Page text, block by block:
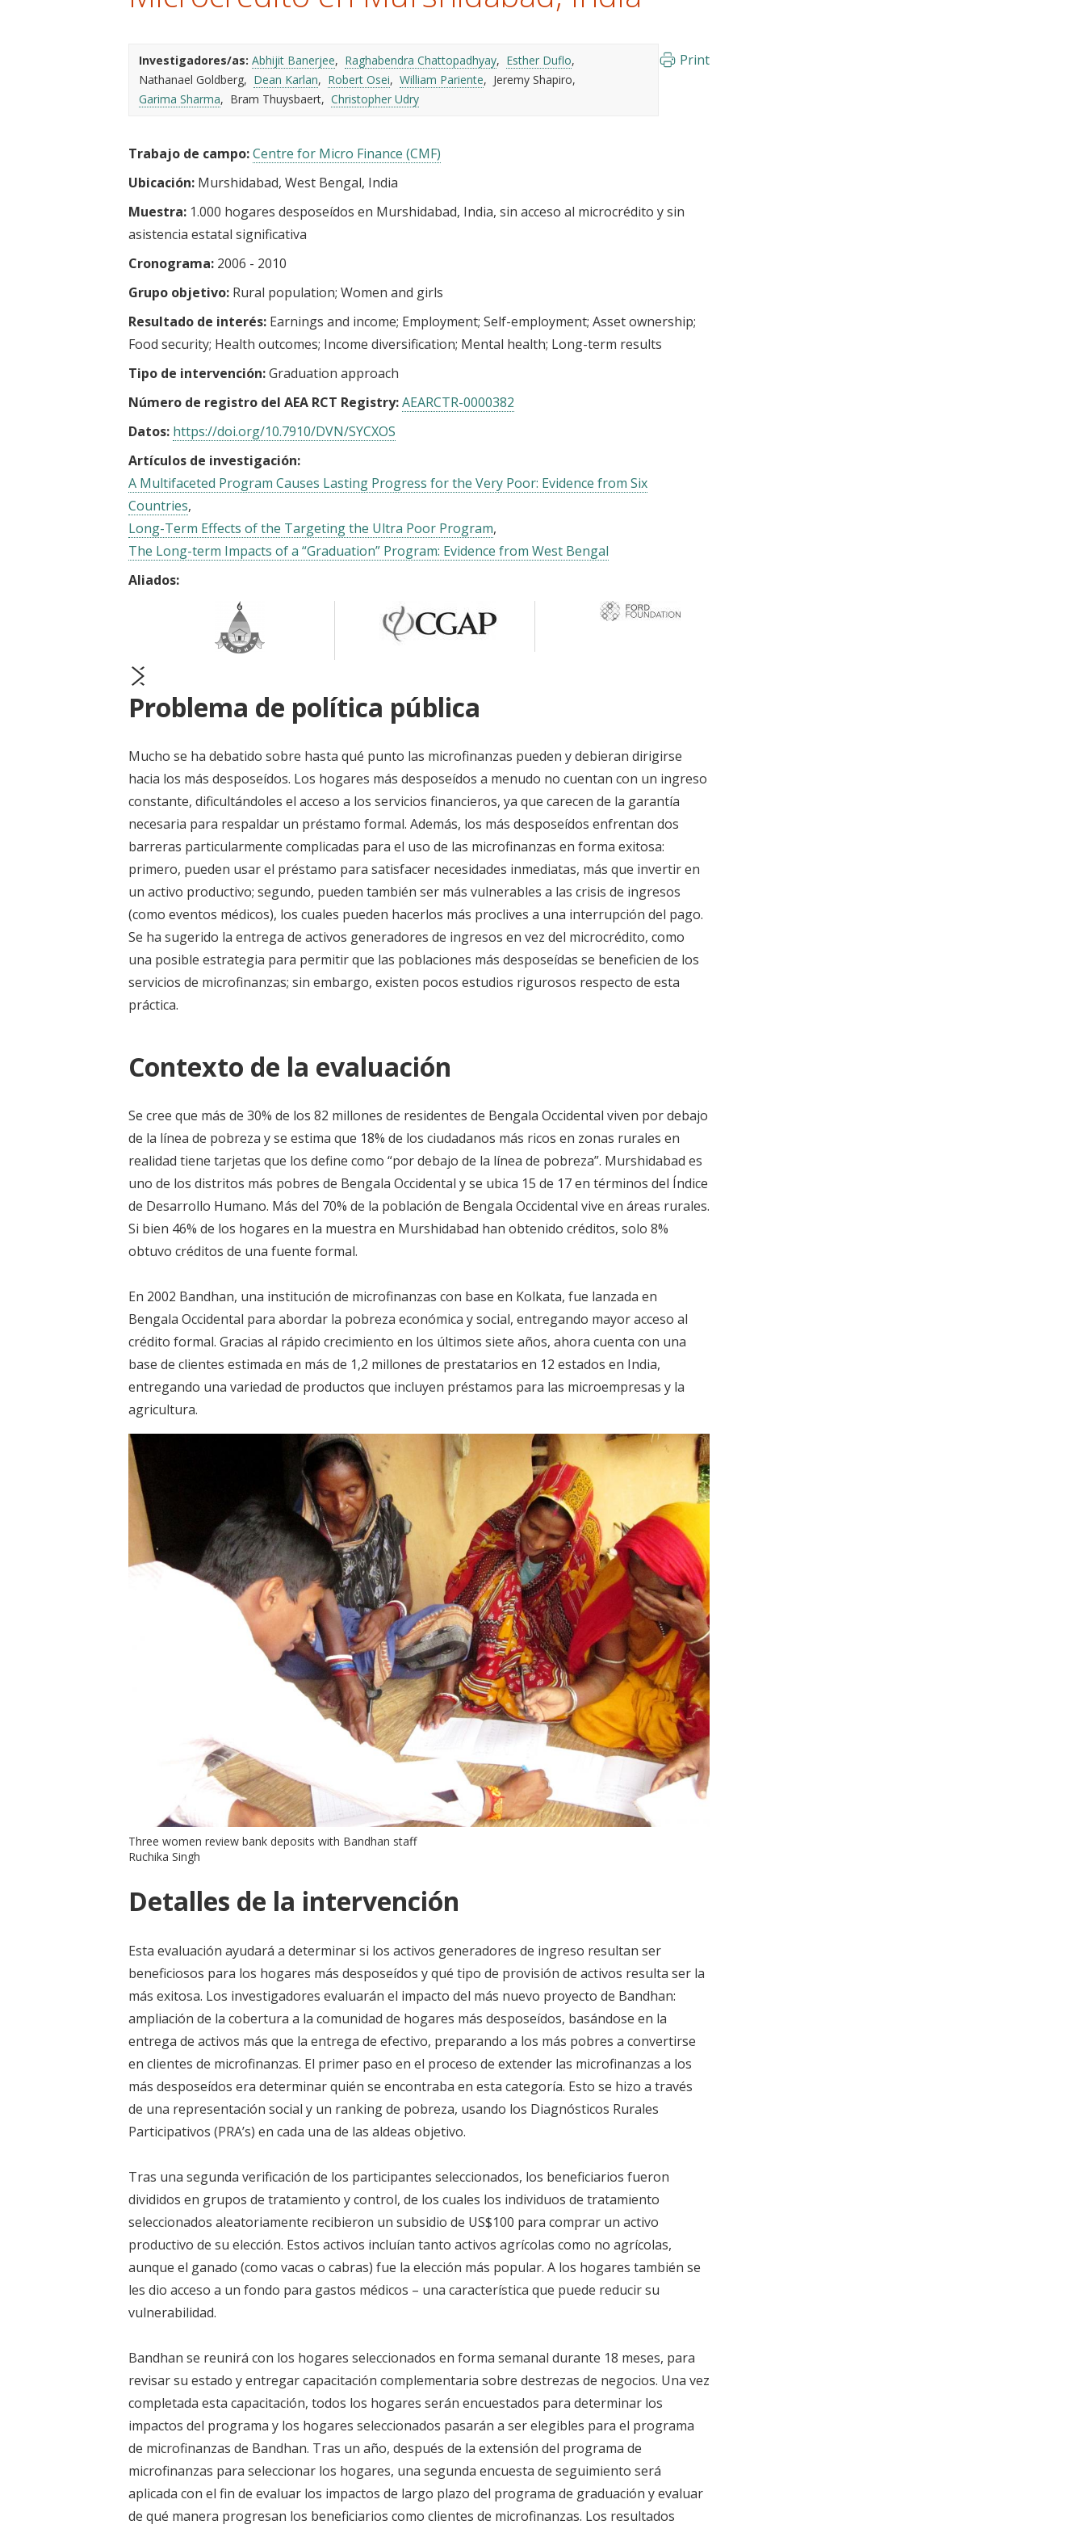
Investigadores/as: Abhijit Banerjee Raghabendra Chattopadhyay
Esther Duflo
Nathanael Goldberg
Dean Karlan Robert Osei William Pariente
Jeremy Shapiro
Garima Sharma
Bram Thuysbaert Christopher Udry
Print
Trabajo de campo:Centre for Micro Finance (CMF)
Ubicación: Murshidabad, West Bengal, India
Muestra: 1.000 hogares desposeídos en Murshidabad, India, sin acceso al microcrédito y sin
asistencia estatal significativa
Cronograma: 2006 - 2010
Grupo objetivo: Rural population Women and girls
Resultado de interés: Earnings and income Employment Self-employment Asset ownership
Food security Health outcomes Income diversification Mental health Long-term results
Tipo de intervención:Graduation approach
Número de registro del AEA RCT Registry:AEARCTR-0000382
Datos: https://doi.org/10.7910/DVN/SYCXOS
Artículos de investigación:
A Multifaceted Program Causes Lasting Progress for the Very Poor: Evidence from Six
Countries
Long-Term Effects of the Targeting the Ultra Poor Program
The Long-term Impacts of a “Graduation” Program: Evidence from West Bengal
Aliados:
Problema de política pública
Mucho se ha debatido sobre hasta qué punto las microfinanzas pueden y debieran dirigirse
hacia los más desposeídos. Los hogares más desposeídos a menudo no cuentan con un ingreso
constante, dificultándoles el acceso a los servicios financieros, ya que carecen de la garantía
necesaria para respaldar un préstamo formal. Además, los más desposeídos enfrentan dos
barreras particularmente complicadas para el uso de las microfinanzas en forma exitosa:
primero, pueden usar el préstamo para satisfacer necesidades inmediatas, más que invertir en
un activo productivo; segundo, pueden también ser más vulnerables a las crisis de ingresos
(como eventos médicos), los cuales pueden hacerlos más proclives a una interrupción del pago.
Se ha sugerido la entrega de activos generadores de ingresos en vez del microcrédito, como
una posible estrategia para permitir que las poblaciones más desposeídas se beneficien de los
servicios de microfinanzas; sin embargo, existen pocos estudios rigurosos respecto de esta
práctica.
Contexto de la evaluación
Se cree que más de 30% de los 82 millones de residentes de Bengala Occidental viven por debajo
de la línea de pobreza y se estima que 18% de los ciudadanos más ricos en zonas rurales en
realidad tiene tarjetas que los define como “por debajo de la línea de pobreza”. Murshidabad es
uno de los distritos más pobres de Bengala Occidental y se ubica 15 de 17 en términos del Índice
de Desarrollo Humano. Más del 70% de la población de Bengala Occidental vive en áreas rurales.
Si bien 46% de los hogares en la muestra en Murshidabad han obtenido créditos, solo 8%
obtuvo créditos de una fuente formal.
En 2002 Bandhan, una institución de microfinanzas con base en Kolkata, fue lanzada en
Bengala Occidental para abordar la pobreza económica y social, entregando mayor acceso al
crédito formal. Gracias al rápido crecimiento en los últimos siete años, ahora cuenta con una
base de clientes estimada en más de 1,2 millones de prestatarios en 12 estados en India,
entregando una variedad de productos que incluyen préstamos para las microempresas y la
agricultura.
Three women review bank deposits with Bandhan staff
Ruchika Singh
Detalles de la intervención
Esta evaluación ayudará a determinar si los activos generadores de ingreso resultan ser
beneficiosos para los hogares más desposeídos y qué tipo de provisión de activos resulta ser la
más exitosa. Los investigadores evaluarán el impacto del más nuevo proyecto de Bandhan:
ampliación de la cobertura a la comunidad de hogares más desposeídos, basándose en la
entrega de activos más que la entrega de efectivo, preparando a los más pobres a convertirse
en clientes de microfinanzas. El primer paso en el proceso de extender las microfinanzas a los
más desposeídos era determinar quién se encontraba en esta categoría. Esto se hizo a través
de una representación social y un ranking de pobreza, usando los Diagnósticos Rurales
Participativos (PRA’s) en cada una de las aldeas objetivo.
Tras una segunda verificación de los participantes seleccionados, los beneficiarios fueron
divididos en grupos de tratamiento y control, de los cuales los individuos de tratamiento
seleccionados aleatoriamente recibieron un subsidio de US$100 para comprar un activo
productivo de su elección. Estos activos incluían tanto activos agrícolas como no agrícolas,
aunque el ganado (como vacas o cabras) fue la elección más popular. A los hogares también se
les dio acceso a un fondo para gastos médicos – una característica que puede reducir su
vulnerabilidad.
Bandhan se reunirá con los hogares seleccionados en forma semanal durante 18 meses, para
revisar su estado y entregar capacitación complementaria sobre destrezas de negocios. Una vez
completada esta capacitación, todos los hogares serán encuestados para determinar los
impactos del programa y los hogares seleccionados pasarán a ser elegibles para el programa
de microfinanzas de Bandhan. Tras un año, después de la extensión del programa de
microfinanzas para seleccionar los hogares, una segunda encuesta de seguimiento será
aplicada con el fin de evaluar los impactos de largo plazo del programa de graduación y evaluar
de qué manera progresan los beneficiarios como clientes de microfinanzas. Los resultados